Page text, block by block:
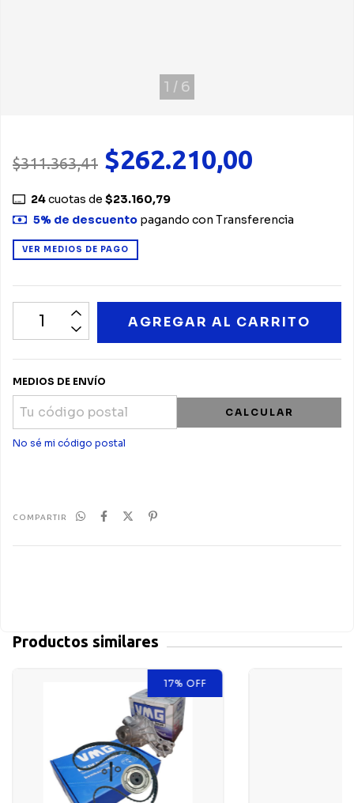
1 / 6
$311.363,41 $262.210,00
24cuotas de $23.160,79
5% de descuentopagando con Transferencia
VER MEDIOS DE PAGO
MEDIOS DE ENVÍO
CALCULAR
No sé mi código postal
COMPARTIR
Productos similares
17% OFF